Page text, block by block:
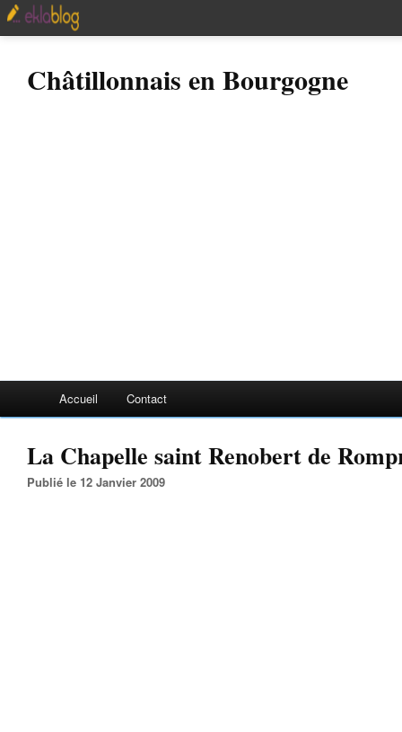
Châtillonnais en Bourgogne
Accueil Contact
La Chapelle saint Renobert de
Publié le 12 Janvier 2009